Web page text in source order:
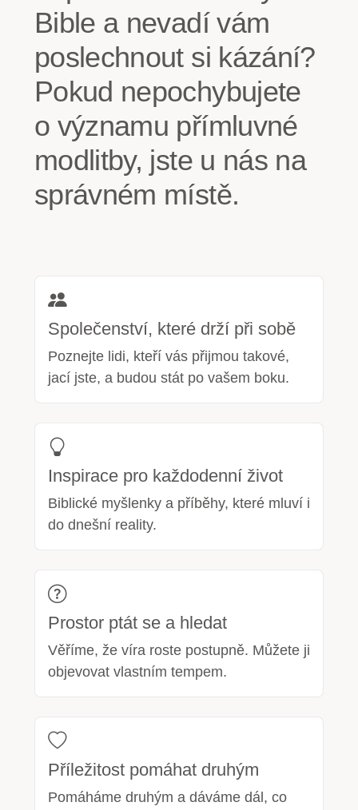
Bible a nevadí vám
poslechnout si kázání?
Pokud nepochybujete
o významu přímluvné
modlitby, jste u nás na
správném místě.
Společenství, které drží při sobě
Poznejte lidi, kteří vás přijmou takové,
jací jste, a budou stát po vašem boku.
Inspirace pro každodenní život
Biblické myšlenky a příběhy, které mluví i
do dnešní reality.
Prostor ptát se a hledat
Věříme, že víra roste postupně. Můžete ji
objevovat vlastním tempem.
Příležitost pomáhat druhým
Pomáháme druhým a dáváme dál, co